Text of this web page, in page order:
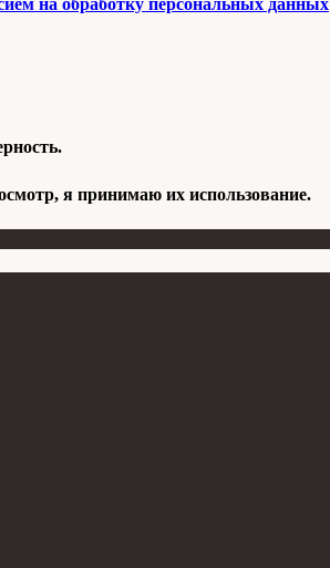
я принимаю их использование.